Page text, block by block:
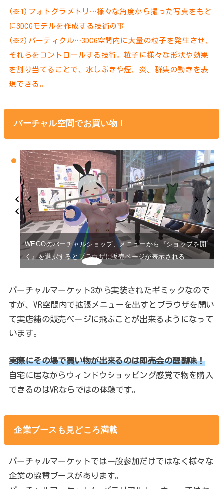
(※1)フォトグラメトリ…様々な角度から撮った写真をもと
に3DCGモデルを作成する技術の事
(※2)パーティクル…3DCG空間内に大量の粒子を発生させ、
それらをコントロールする技術。粒子に様々な形状や効果
を割り当てることで、水しぶきや煙、炎、群集の動きを表
現できる。
バーチャル空間でお買い物！
WEGOのバーチャルショップ、メニューから『ショップを開
く』を選択するとブラウザに販売ページが表示される
バーチャルマーケット3から実装されたギミックなので
すが、VR空間内で拡張メニューを出すとブラウザを開い
て実店舗の販売ページに飛ぶことが出来るようになって
います。
実際にその場で買い物が出来るのは即売会の醍醐味！
自宅に居ながらウィンドウショッピング感覚で物を購入
できるのはVRならではの体験です。
企業ブースも見どころ満載
バーチャルマーケットでは一般参加だけではなく様々な
企業の協賛ブースがあります。